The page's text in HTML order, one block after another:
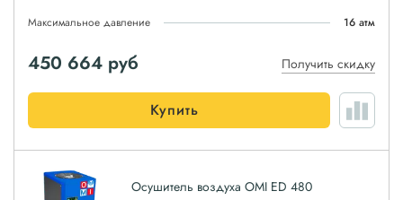
Максимальное давление 16 атм
450 664 руб Получить скидку
Купить
Осушитель воздуха OMI ED 480